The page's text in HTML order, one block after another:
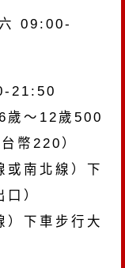
09:00-
21:50
歲～12歲500
幣220）
或南北線）下
）
）下車步行大